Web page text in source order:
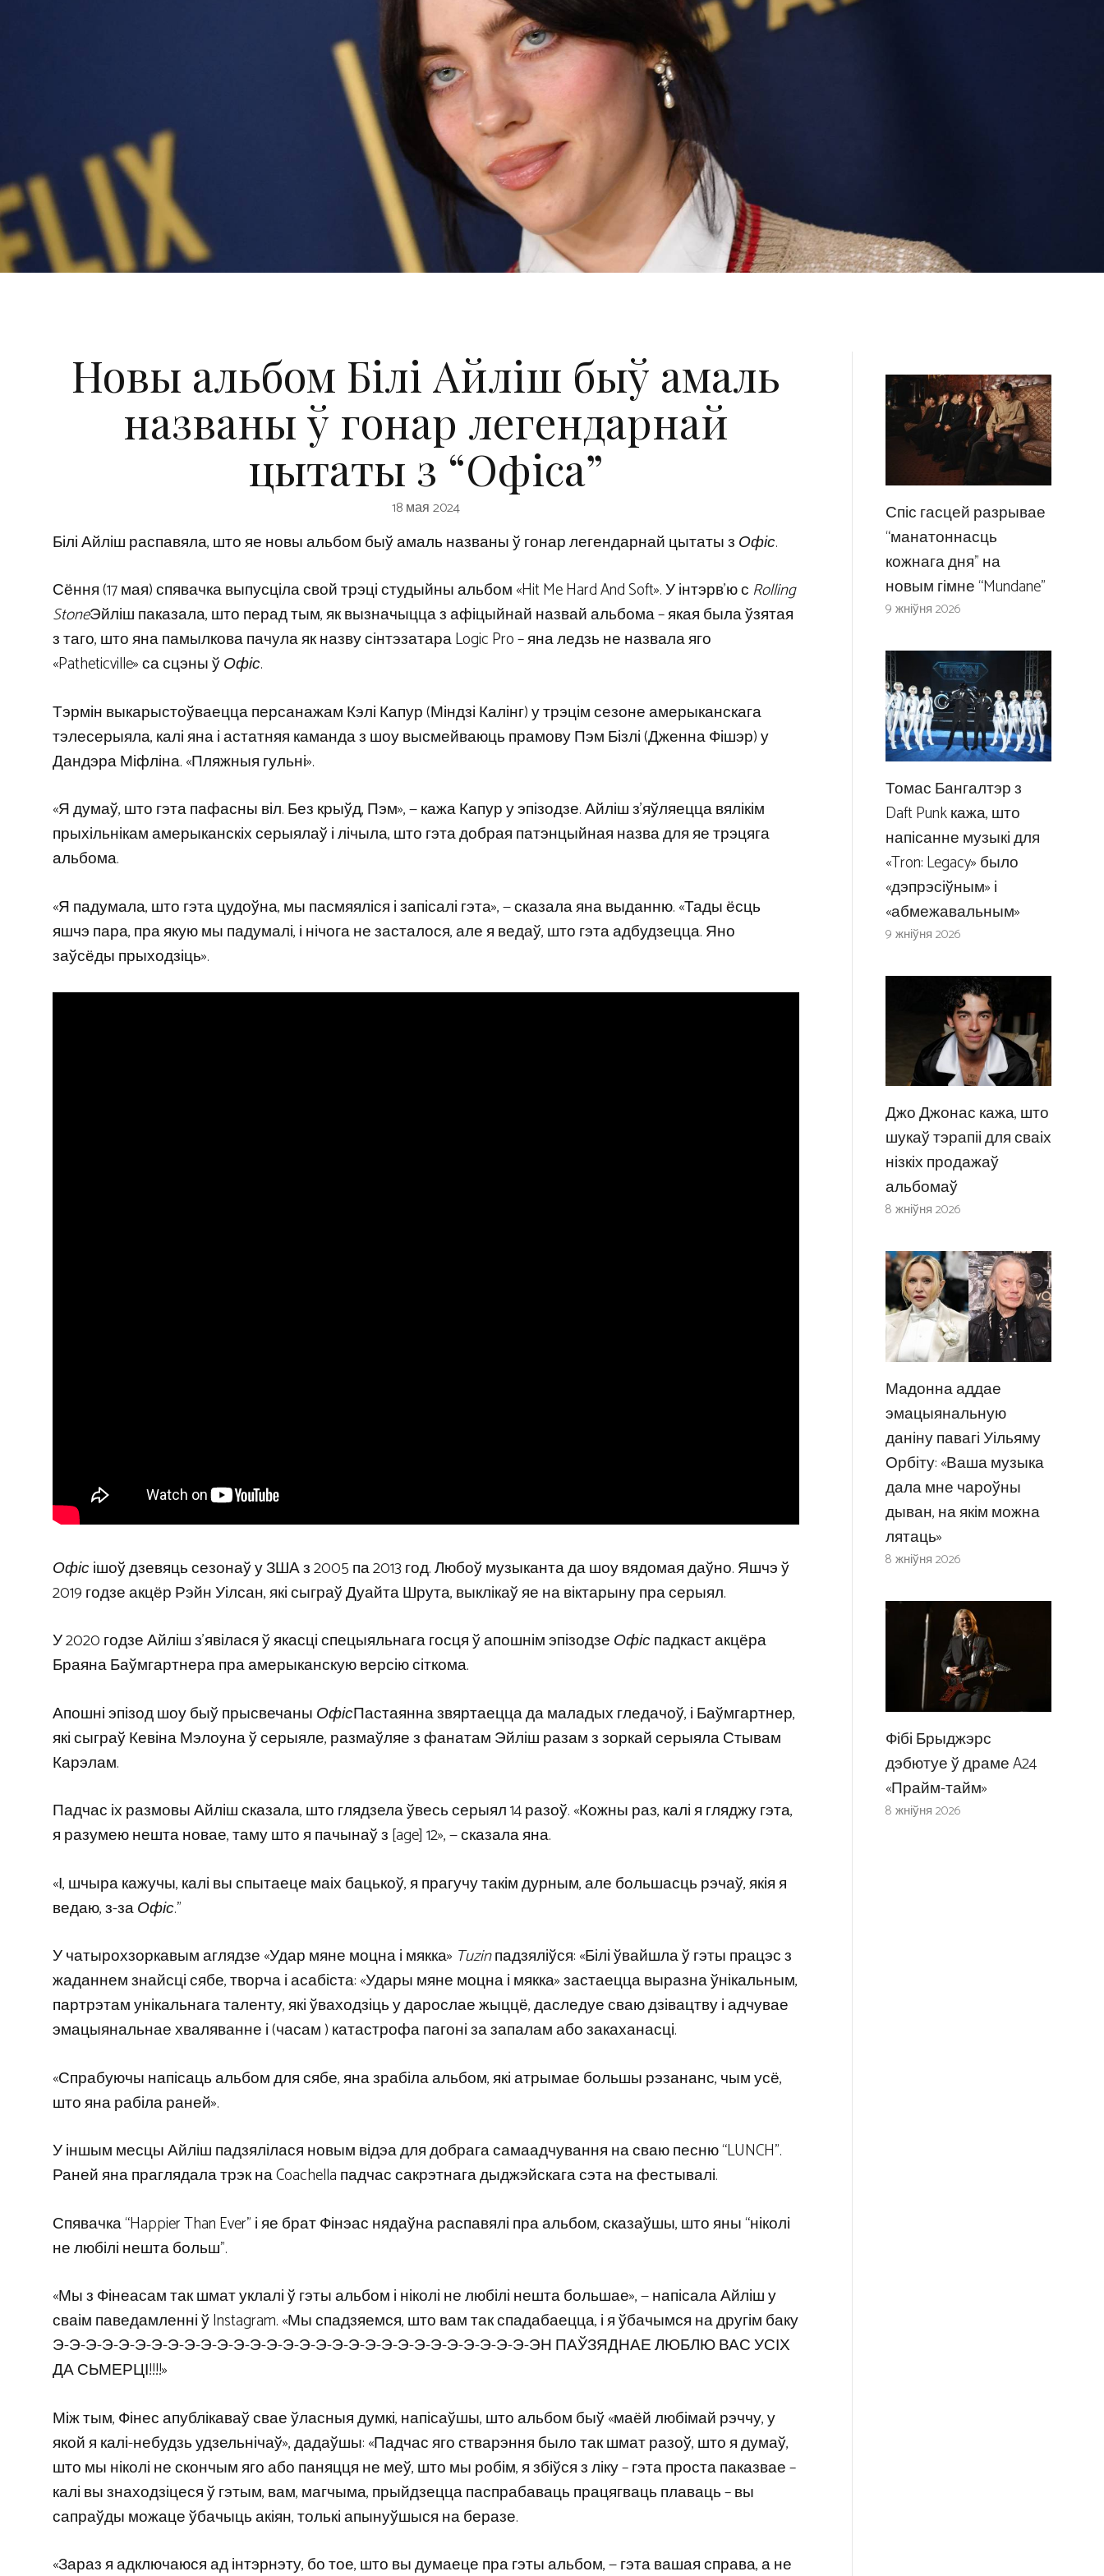
Новы альбом Білі Айліш быў амаль
названы ў гонар легендарнай
цытаты з “Офіса”
18 мая 2024
Білі Айліш распавяла, што яе новы альбом быў амаль названы ў гонар легендарнай цытаты зОфіс.
Сёння (17 мая) спявачка выпусціла свой трэці студыйны альбом «Hit Me Hard And Soft». У інтэрв'ю с Rolling
StoneЭйліш паказала, што перад тым, як вызначыцца з афіцыйнай назвай альбома – якая была ўзятая
з таго, што яна памылкова пачула як назву сінтэзатара Logic Pro – яна ледзь не назвала яго
«Patheticville» са сцэны ўОфіс.
Тэрмін выкарыстоўваецца персанажам Кэлі Капур (Міндзі Калінг) у трэцім сезоне амерыканскага
тэлесерыяла, калі яна і астатняя каманда з шоу высмейваюць прамову Пэм Бізлі (Дженна Фішэр) у
Дандэра Міфліна. «Пляжныя гульні».
«Я думаў, што гэта пафасны віл. Без крыўд, Пэм», — кажа Капур у эпізодзе. Айліш з'яўляецца вялікім
прыхільнікам амерыканскіх серыялаў і лічыла, што гэта добрая патэнцыйная назва для яе трэцяга
альбома.
«Я падумала, што гэта цудоўна, мы пасмяяліся і запісалі гэта», — сказала яна выданню. «Тады ёсць
яшчэ пара, пра якую мы падумалі, і нічога не засталося, але я ведаў, што гэта адбудзецца. Яно
заўсёды прыходзіць».
Офісішоў дзевяць сезонаў у ЗША з 2005 па 2013 год. Любоў музыканта да шоу вядомая даўно. Яшчэ ў
2019 годзе акцёр Рэйн Уілсан, які сыграў Дуайта Шрута, выклікаў яе на віктарыну пра серыял.
У 2020 годзе Айліш з'явілася ў якасці спецыяльнага госця ў апошнім эпізодзеОфіспадкаст акцёра
Браяна Баўмгартнера пра амерыканскую версію сіткома.
Апошні эпізод шоу быў прысвечаныОфісПастаянна звяртаецца да маладых гледачоў, і Баўмгартнер,
які сыграў Кевіна Мэлоуна ў серыяле, размаўляе з фанатам Эйліш разам з зоркай серыяла Стывам
Карэлам.
Падчас іх размовы Айліш сказала, што глядзела ўвесь серыял 14 разоў. «Кожны раз, калі я гляджу гэта,
я разумею нешта новае, таму што я пачынаў з [age] 12», — сказала яна.
«І, шчыра кажучы, калі вы спытаеце маіх бацькоў, я прагучу такім дурным, але большасць рэчаў, якія я
ведаю, з-заОфіс.”
У чатырохзоркавым аглядзе «Удар мяне моцна і мякка» Tuzinпадзяліўся: «Білі ўвайшла ў гэты працэс з
жаданнем знайсці сябе, творча і асабіста: «Удары мяне моцна і мякка» застаецца выразна ўнікальным,
партрэтам унікальнага таленту, які ўваходзіць у дарослае жыццё, даследуе сваю дзівацтву і адчувае
эмацыянальнае хваляванне і (часам ) катастрофа пагоні за запалам або закаханасці.
«Спрабуючы напісаць альбом для сябе, яна зрабіла альбом, які атрымае большы рэзананс, чым усё,
што яна рабіла раней».
У іншым месцы Айліш падзялілася новым відэа для добрага самаадчування на сваю песню “LUNCH”.
Раней яна праглядала трэк на Coachella падчас сакрэтнага дыджэйскага сэта на фестывалі.
Спявачка “Happier Than Ever” і яе брат Фінэас нядаўна распавялі пра альбом, сказаўшы, што яны “ніколі
не любілі нешта больш”.
«Мы з Фінеасам так шмат уклалі ў гэты альбом і ніколі не любілі нешта большае», — напісала Айліш у
сваім паведамленні ў Instagram. «Мы спадзяемся, што вам так спадабаецца, і я ўбачымся на другім баку
Э-Э-Э-Э-Э-Э-Э-Э-Э-Э-Э-Э-Э-Э-Э-Э-Э-Э-Э-Э-Э-Э-Э-Э-Э-Э-Э-Э-Э-ЭН ПАЎЗЯДНАЕ ЛЮБЛЮ ВАС УСІХ
ДА СЬМЕРЦІ!!!!»
Між тым, Фінес апублікаваў свае ўласныя думкі, напісаўшы, што альбом быў «маёй любімай рэччу, у
якой я калі-небудзь удзельнічаў», дадаўшы: «Падчас яго стварэння было так шмат разоў, што я думаў,
што мы ніколі не скончым яго або паняцця не меў, што мы робім, я збіўся з ліку – гэта проста паказвае –
калі вы знаходзіцеся ў гэтым, вам, магчыма, прыйдзецца паспрабаваць працягваць плаваць – вы
сапраўды можаце ўбачыць акіян, толькі апынуўшыся на беразе.
«Зараз я адключаюся ад інтэрнэту, бо тое, што вы думаеце пра гэты альбом, — гэта вашая справа, а не
Спіс гасцей разрывае
“манатоннасць
кожнага дня” на
новым гімне “Mundane”
9 жніўня 2026
Томас Бангалтэр з
Daft Punk кажа, што
напісанне музыкі для
«Tron: Legacy» было
«дэпрэсіўным» і
«абмежавальным»
9 жніўня 2026
Джо Джонас кажа, што
шукаў тэрапіі для сваіх
нізкіх продажаў
альбомаў
8 жніўня 2026
Мадонна аддае
эмацыянальную
даніну павагі Уільяму
Орбіту: «Ваша музыка
дала мне чароўны
дыван, на якім можна
лятаць»
8 жніўня 2026
Фібі Брыджэрс
дэбютуе ў драме A24
«Прайм-тайм»
8 жніўня 2026